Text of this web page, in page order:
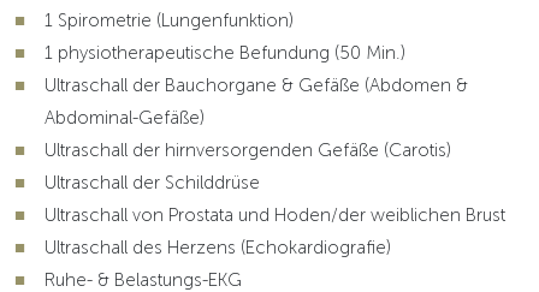
1 Spirometrie (Lungenfunktion)
1 physiotherapeutische Befundung (50 Min.)
Ultraschall der Bauchorgane & Gefäße (Abdomen &
Abdominal-Gefäße)
Ultraschall der hirnversorgenden Gefäße (Carotis)
Ultraschall der Schilddrüse
Ultraschall von Prostata und Hoden/der weiblichen Brust
Ultraschall des Herzens (Echokardiografie)
Ruhe- & Belastungs-EKG